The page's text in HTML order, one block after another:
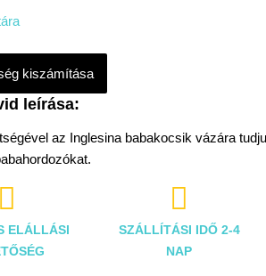
az Inglesina babakocsik vázára
kiszámítása

ELÁLLÁSI

SZÁLLÍTÁSI IDŐ 2-4
NAP